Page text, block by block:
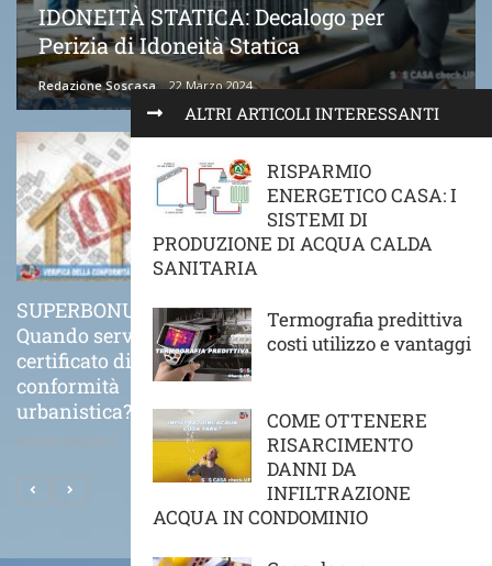
ALTRI ARTICOLI INTERESSANTI
RISPARMIO
ENERGETICO CASA: I
SISTEMI DI
PRODUZIONE DI ACQUA CALDA
SANITARIA
Termografia predittiva
costi utilizzo e vantaggi
COME OTTENERE
RISARCIMENTO
DANNI DA
INFILTRAZIONE
ACQUA IN CONDOMINIO
IDONEITÀ STATICA: Decalogo per
Perizia di Idoneità Statica
Redazione Soscasa 22 Marzo 2024
SUPERBONUS 110%
Quando serve il
certificato di
conformità
urbanistica?
25 Febbraio 2021
COME VA POSATO
CORRETTAMENTE UN
CAPPOTTO TERMICO